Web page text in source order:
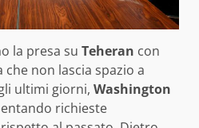
la presa su Teheran con
non lascia spazio a
ultimi giorni, Washington
richieste